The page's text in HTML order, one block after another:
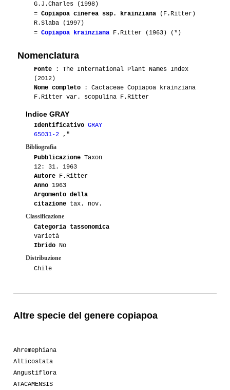
G.J.Charles (1998)
= Copiapoa cinerea ssp. krainziana (F.Ritter)
R.Slaba (1997)
= Copiapoa krainziana F.Ritter (1963) (*)
Nomenclatura
Fonte : The International Plant Names Index
(2012)
Nome completo : Cactaceae Copiapoa krainziana
F.Ritter var. scopulina F.Ritter
Indice GRAY
Identificativo GRAY
65031-2 ,"
Bibliografia
Pubblicazione Taxon
12: 31. 1963
Autore F.Ritter
Anno 1963
Argomento della
citazione tax. nov.
Classificazione
Categoria tassonomica
Varietà
Ibrido No
Distribuzione
Chile
Altre specie del genere copiapoa
Ahremephiana
Alticostata
Angustiflora
ATACAMENSIS